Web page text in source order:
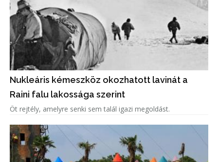
Nukleáris kémeszköz okozhatott lavinát a
Raini falu lakossága szerint
Öt rejtély, amelyre senki sem talál igazi megoldást.